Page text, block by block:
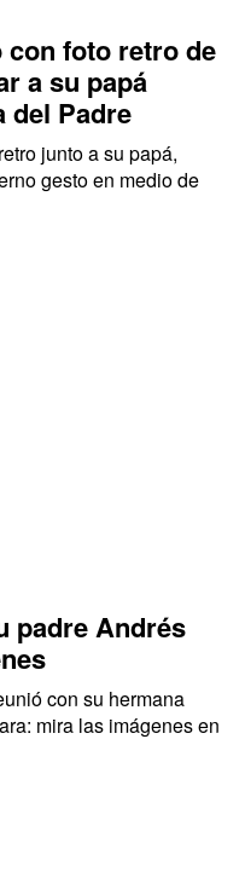
con foto retro de
a su papá
del Padre
junto a su papá,
gesto en medio de
padre Andrés
con su hermana
mira las imágenes en